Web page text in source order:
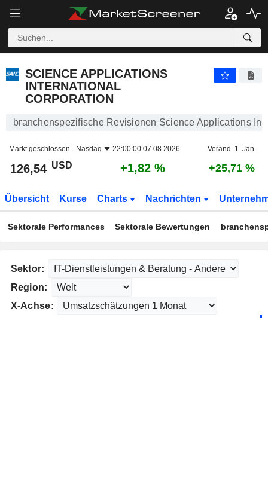
SCIENCE APPLICATIONS
INTERNATIONAL
CORPORATION
branchenspezifische Revisionen Science Applications
Markt geschlossen - Nasdaq 22:00:00 07.08.2026 Veränd. 1. Jan.
126,54 USD +1,82 % +25,71 %
Übersicht Kurse Charts Nachrichten
Sektorale Performances Sektorale Bewertungen
Sektor:
Region:
X-Achse: